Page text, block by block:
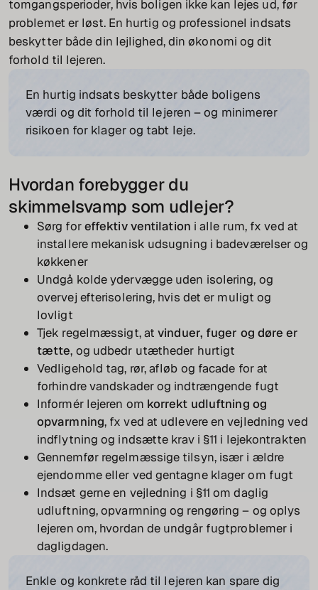
tomgangsperioder, hvis boligen ikke kan lejes ud, før
problemet er løst. En hurtig og professionel indsats
beskytter både din lejlighed, din økonomi og dit
forhold til lejeren.
En hurtig indsats beskytter både boligens
værdi og dit forhold til lejeren – og minimerer
risikoen for klager og tabt leje.
Hvordan forebygger du
skimmelsvamp som udlejer?
Sørg foreffektiv ventilation i alle rum, fx ved at
installere mekanisk udsugning i badeværelser og
køkkener
Undgå kolde ydervægge uden isolering, og
overvej efterisolering, hvis det er muligt og
lovligt
Tjek regelmæssigt, atvinduer, fuger og døre er
tætte, og udbedr utætheder hurtigt
Vedligehold tag, rør, afløb og facade for at
forhindre vandskader og indtrængende fugt
Informér lejeren om korrekt udluftning og
opvarmning, fx ved at udlevere en vejledning ved
indflytning og indsætte krav i §11 i lejekontrakten
Gennemfør regelmæssige tilsyn, især i ældre
ejendomme eller ved gentagne klager om fugt
Indsæt gerne en vejledning i §11 om daglig
udluftning, opvarmning og rengøring – og oplys
lejeren om, hvordan de undgår fugtproblemer i
dagligdagen.
Enkle og konkrete råd til lejeren kan spare dig